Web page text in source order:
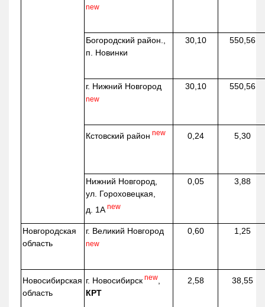
new
Богородский район.,
п. Новинки
30,10 550,56
г. Нижний Новгород
new
30,10 550,56
Кстовский район new 0,24 5,30
Нижний Новгород,
ул. Гороховецкая,
д. 1А new
0,05 3,88
Новгородская
область
г. Великий Новгород
new
0,60 1,25
Новосибирская
область
г. Новосибирск new
КРТ
2,58 38,55